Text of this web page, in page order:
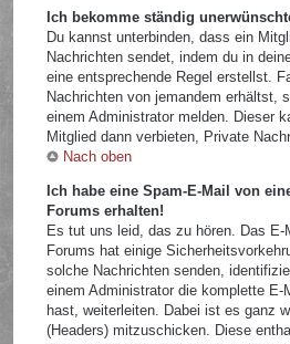
Ich bekomme ständig
Du kannst unterbinden, dass ein
Nachrichten sendet, indem du in
eine entsprechende Regel erstellst.
Nachrichten von jemandem erhältst,
einem Administrator melden. Dieser
Mitglied dann verbieten, Private
Nach oben
Ich habe eine Spam-E-Mail von
Forums erhalten!
Es tut uns leid, das zu hören. Das E-
Forums hat einige
solche Nachrichten senden,
einem Administrator die komplette E-
hast, weiterleiten. Dabei ist es ganz
(Headers) mitzuschicken. Diese